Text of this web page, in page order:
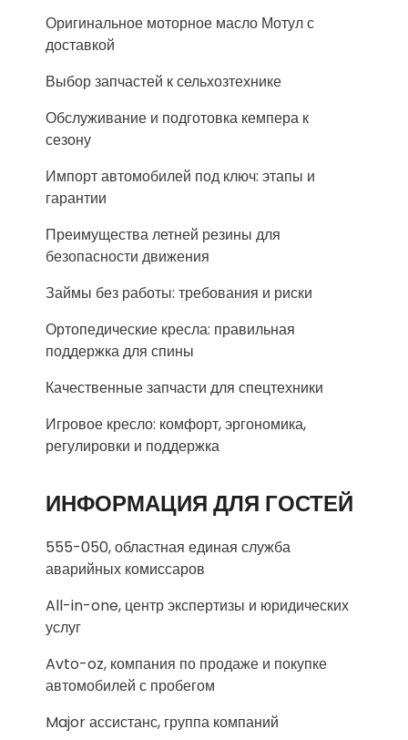
Оригинальное моторное масло Мотул с
доставкой
Выбор запчастей к сельхозтехнике
Обслуживание и подготовка кемпера к
сезону
Импорт автомобилей под ключ: этапы и
гарантии
Преимущества летней резины для
безопасности движения
Займы без работы: требования и риски
Ортопедические кресла: правильная
поддержка для спины
Качественные запчасти для спецтехники
Игровое кресло: комфорт, эргономика,
регулировки и поддержка
ИНФОРМАЦИЯ ДЛЯ ГОСТЕЙ
555-050, областная единая служба
аварийных комиссаров
All-in-one, центр экспертизы и юридических
услуг
Avto-oz, компания по продаже и покупке
автомобилей с пробегом
Major ассистанс, группа компаний